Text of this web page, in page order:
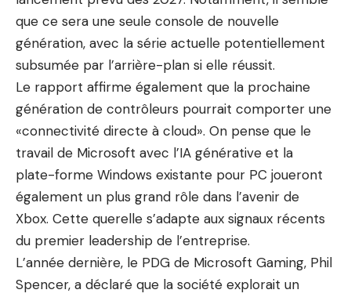
que ce sera une seule console de nouvelle
génération, avec la série actuelle potentiellement
subsumée par l’arrière-plan si elle réussit.
Le rapport affirme également que la prochaine
génération de contrôleurs pourrait comporter une
«connectivité directe à cloud». On pense que le
travail de Microsoft avec l’IA générative et la
plate-forme Windows existante pour PC joueront
également un plus grand rôle dans l’avenir de
Xbox. Cette querelle s’adapte aux signaux récents
du premier leadership de l’entreprise.
L’année dernière, le PDG de Microsoft Gaming, Phil
Spencer, a déclaré que la société explorait un